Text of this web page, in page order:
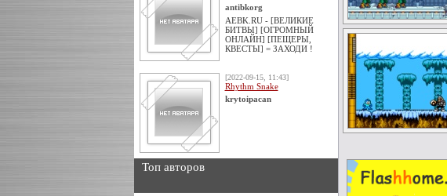
antibkorg
AEBK.RU - [ВЕЛИКИЕ
БИТВЫ] [ОГРОМНЫЙ
ОНЛАЙН] [ПЕЩЕРЫ,
КВЕСТЫ] = ЗАХОДИ !
[2022-09-15, 11:43]
Rhythm Snake
krytoipacan
Топ авторов